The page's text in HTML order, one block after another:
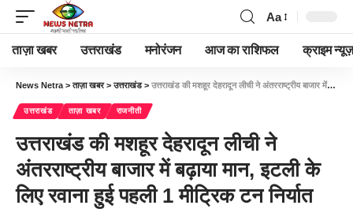
Aa
ताज़ा खबर उत्तराखंड मनोरंजन आज का राशिफल क्राइम न्यूज़
News Netra >ताज़ा खबर>उत्तराखंड> उत्तराखंड की मशहूर देहरादून लीची ने अंतरराष्ट्रीय बाजार में बढ़ाया मान, इटली के लिए रवाना हुई पहली 1 मीट्रिक टन निर्यात खेप-Newsnetra
उत्तराखंड ताज़ा खबर राजनीती
उत्तराखंड की मशहूर देहरादून लीची ने
अंतरराष्ट्रीय बाजार में बढ़ाया मान, इटली के
लिए रवाना हुई पहली 1 मीट्रिक टन निर्यात